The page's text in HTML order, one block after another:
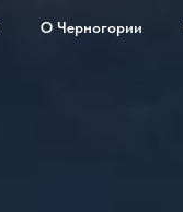
О Черногории